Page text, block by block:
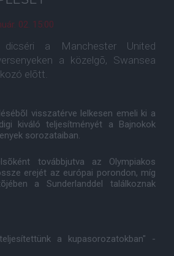
02. 15:00
dicséri a Manchester United
a közelgõ, Swansea
elõtt.
visszatérve lelkesen emeli ki a
kiváló teljesítményét a Bajnokok
sorozataiban.
továbbjutva az Olympiakos
erejét az európai porondon, míg
a Sunderlanddel találkoznak
a kupasorozatokban" -